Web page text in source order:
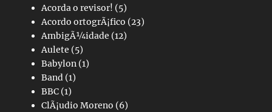
Acorda o revisor! (5)
Acordo ortogrÃ¡fico (23)
AmbigÃ¼idade (12)
Aulete (5)
Babylon (1)
Band (1)
BBC (1)
ClÃ¡udio Moreno (6)